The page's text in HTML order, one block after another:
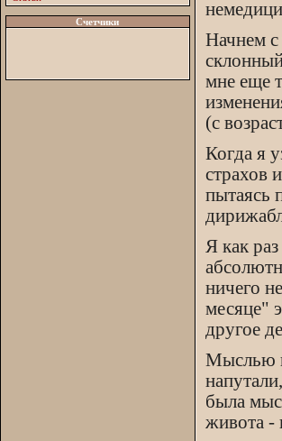
Счетчики
Начнем с
мне еще
(с
Когда я
страхов
пытаясь
Я как
ничего
месяце"
другое
Мыслью
была
живота -